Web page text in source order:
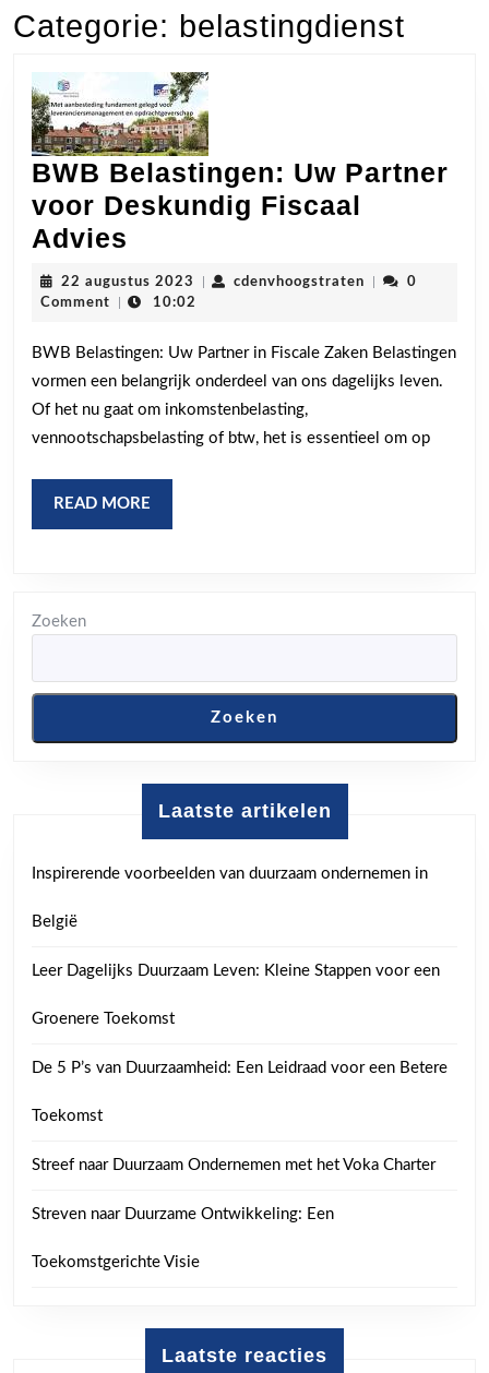
Categorie: belastingdienst
BWB Belastingen: Uw Partner
voor Deskundig Fiscaal
Advies
Belastingen:
Uw
voor
Deskundig
Fiscaal
22 augustus 2023 22
augustus
cdenvhoogstraten
0
Comment
10:02
BWB Belastingen: Uw Partner in Fiscale Zaken Belastingen
vormen een belangrijk onderdeel van ons dagelijks leven.
Of het nu gaat om inkomstenbelasting,
vennootschapsbelasting of btw, het is essentieel om op
READ MORE
MORE
Zoeken
Zoeken
Laatste artikelen
Inspirerende voorbeelden van duurzaam ondernemen in
België
Leer Dagelijks Duurzaam Leven: Kleine Stappen voor een
Groenere Toekomst
De 5 P’s van Duurzaamheid: Een Leidraad voor een Betere
Toekomst
Streef naar Duurzaam Ondernemen met het Voka Charter
Streven naar Duurzame Ontwikkeling: Een
Toekomstgerichte Visie
Laatste reacties